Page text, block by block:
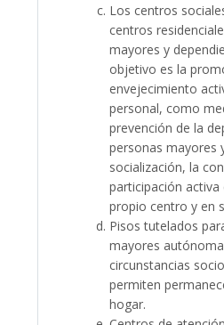
Los centros
centros
mayores y
objetivo es la
envejecimiento
personal, como
prevención de la
personas mayores
socialización, la
participación activa
propio centro y en
Pisos tutelados
mayores
circunstancias
permiten
hogar.